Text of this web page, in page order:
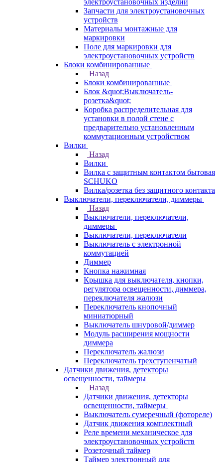
электроустановочных изделий
Запчасти для электроустановочных
устройств
Материалы монтажные для
маркировки
Поле для маркировки для
электроустановочных устройств
Блоки комбинированные
Назад
Блоки комбинированные
Блок &quot;Выключатель-
розетка&quot;
Коробка распределительная для
установки в полой стене с
предварительно установленным
коммутационным устройством
Вилки
Назад
Вилки
Вилка с защитным контактом бытовая
SCHUKO
Вилка/розетка без защитного контакта
Выключатели, переключатели, диммеры
Назад
Выключатели, переключатели,
диммеры
Выключатели, переключатели
Выключатель с электронной
коммутацией
Диммер
Кнопка нажимная
Крышка для выключателя, кнопки,
регулятора освещенности, диммера,
переключателя жалюзи
Переключатель кнопочный
миниатюрный
Выключатель шнуровой/диммер
Модуль расширения мощности
диммера
Переключатель жалюзи
Переключатель трехступенчатый
Датчики движения, детекторы
освещенности, таймеры
Назад
Датчики движения, детекторы
освещенности, таймеры
Выключатель сумеречный (фотореле)
Датчик движения комплектный
Реле времени механическое для
электроустановочных устройств
Розеточный таймер
Таймер электронный для